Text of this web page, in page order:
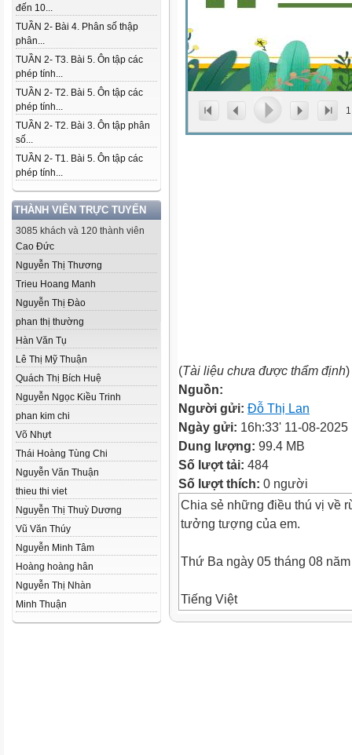
đến 10...
TUẦN 2- Bài 4. Phân số thập
phân...
TUẦN 2- T3. Bài 5. Ôn tập các
phép tính...
TUẦN 2- T2. Bài 5. Ôn tập các
phép tính...
TUẦN 2- T2. Bài 3. Ôn tập phân
số...
TUẦN 2- T1. Bài 5. Ôn tập các
phép tính...
THÀNH VIÊN TRỰC TUYẾN
3085 khách và 120 thành viên
Cao Đức
Nguyễn Thị Thương
Trieu Hoang Manh
Nguyễn Thị Đào
phan thị thường
Hàn Văn Tụ
Lê Thị Mỹ Thuận
Quách Thị Bích Huệ
Nguyễn Ngọc Kiều Trinh
phan kim chi
Võ Nhựt
Thái Hoàng Tùng Chi
Nguyễn Văn Thuận
thieu thi viet
Nguyễn Thị Thuỳ Dương
Vũ Văn Thúy
Nguyễn Minh Tâm
Hoàng hoàng hân
Nguyễn Thị Nhàn
Minh Thuận
1
(Tài liệu chưa được thẩm định)
Nguồn:
Người gửi: Đỗ Thị Lan
Ngày gửi: 16h:33' 11-08-2025
Dung lượng: 99.4 MB
Số lượt tải: 484
Số lượt thích: 0 người
Chia sẻ những điều thú vị về
tưởng tượng của em.
Thứ Ba ngày 05 tháng 08
Tiếng Việt